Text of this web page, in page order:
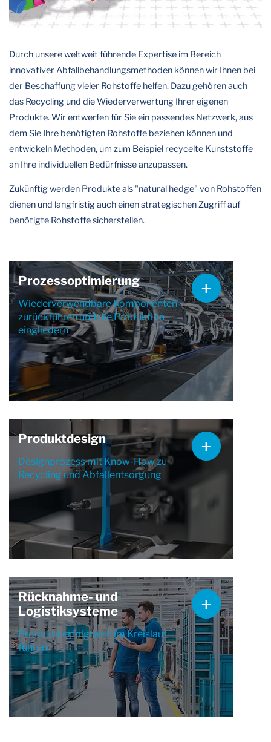
Durch unsere weltweit führende Expertise im Bereich
innovativer Abfallbehandlungsmethoden können wir Ihnen bei
der Beschaffung vieler Rohstoffe helfen. Dazu gehören auch
das Recycling und die Wiederverwertung Ihrer eigenen
Produkte. Wir entwerfen für Sie ein passendes Netzwerk, aus
dem Sie Ihre benötigten Rohstoffe beziehen können und
entwickeln Methoden, um zum Beispiel recycelte Kunststoffe
an Ihre individuellen Bedürfnisse anzupassen.
Zukünftig werden Produkte als "natural hedge" von Rohstoffen
dienen und langfristig auch einen strategischen Zugriff auf
benötigte Rohstoffe sicherstellen.
Prozessoptimierung
Wiederverwendbare Komponenten
zurückführen und die Produktion
eingliedern
Produktdesign
Designprozess mit Know-How zu
Recycling und Abfallentsorgung
Rücknahme- und
Logistiksysteme
Produkte erfolgreich im Kreislauf
führen